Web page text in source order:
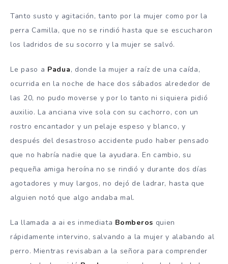
Tanto susto y agitación, tanto por la mujer como por la
perra Camilla, que no se rindió hasta que se escucharon
los ladridos de su socorro y la mujer se salvó.
Le paso a Padua, donde la mujer a raíz de una caída,
ocurrida en la noche de hace dos sábados alrededor de
las 20, no pudo moverse y por lo tanto ni siquiera pidió
auxilio. La anciana vive sola con su cachorro, con un
rostro encantador y un pelaje espeso y blanco, y
después del desastroso accidente pudo haber pensado
que no habría nadie que la ayudara. En cambio, su
pequeña amiga heroína no se rindió y durante dos días
agotadores y muy largos, no dejó de ladrar, hasta que
alguien notó que algo andaba mal.
La llamada a ai es inmediata Bomberos quien
rápidamente intervino, salvando a la mujer y alabando al
perro. Mientras revisaban a la señora para comprender